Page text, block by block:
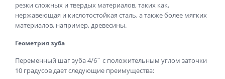
резки сложных и твердых материалов, таких как,
нержавеющая и кислотостойкая сталь, а также более мягких
материалов, например, древесины.
Геометрия зуба
Переменный шаг зуба 4/6˝ с положительным углом заточки
10 градусов дает следующие преимущества: